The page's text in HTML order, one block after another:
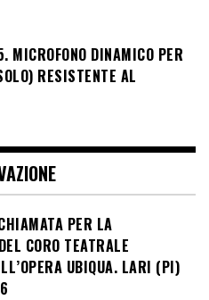
MICROFONO DINAMICO PER
RESISTENTE AL
PER LA
CORO TEATRALE
UBIQUA. LARI (PI)